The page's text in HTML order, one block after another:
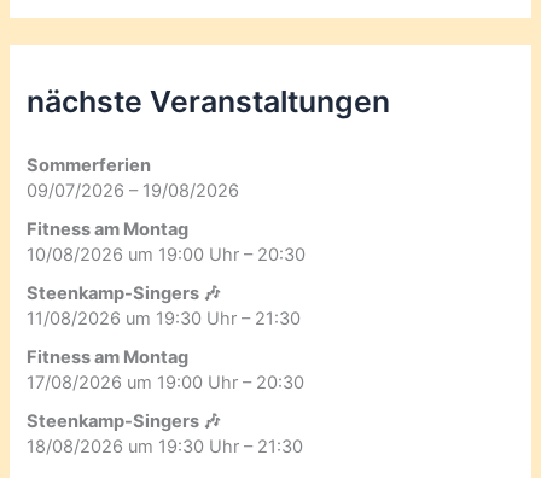
nächste Veranstaltungen
Sommerferien
09/07/2026 – 19/08/2026
Fitness am Montag
10/08/2026 um 19:00 Uhr – 20:30
Steenkamp-Singers 🎶
11/08/2026 um 19:30 Uhr – 21:30
Fitness am Montag
17/08/2026 um 19:00 Uhr – 20:30
Steenkamp-Singers 🎶
18/08/2026 um 19:30 Uhr – 21:30